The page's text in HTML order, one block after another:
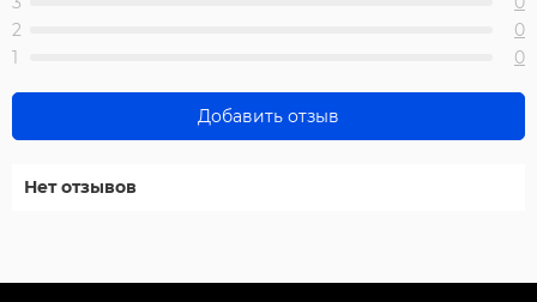
2
0
1
0
Добавить отзыв
Нет отзывов